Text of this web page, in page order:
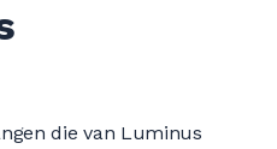
die van Luminus